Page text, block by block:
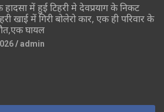
में हुई टिहरी मे देवप्रयाग के निकट
खाई में गिरी बोलेरो कार, एक ही परिवार के
घायल
admin